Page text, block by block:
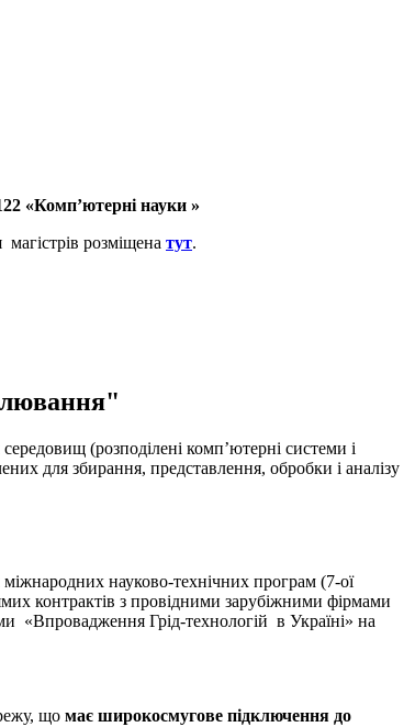
«Комп’ютерні науки »
розміщена тут.
(розподілені комп’ютерні системи і
для збирання, представлення, обробки і аналізу
науково-технічних програм (7-ої
контрактів з провідними зарубіжними фірмами
«Впровадження Грід-технологій в Україні» на
що має широкосмугове підключення до